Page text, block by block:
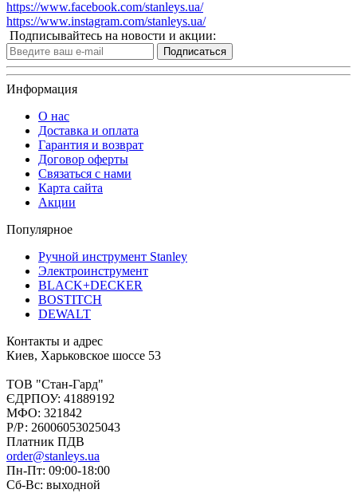
https://www.facebook.com/stanleys.ua/
https://www.instagram.com/stanleys.ua/
Подписывайтесь на новости и акции:
Подписаться
Информация
О нас
Доставка и оплата
Гарантия и возврат
Договор оферты
Связаться с нами
Карта сайта
Акции
Популярное
Ручной инструмент Stanley
Электроинструмент
BLACK+DECKER
BOSTITCH
DEWALT
Контакты и адрес
Киев, Харьковское шоссе 53
ТОВ "Стан-Гард"
ЄДРПОУ: 41889192
МФО: 321842
Р/Р: 26006053025043
Платник ПДВ
order@stanleys.ua
Пн-Пт: 09:00-18:00
Сб-Вс: выходной